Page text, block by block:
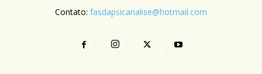
Contato: fasdapsicanalise@hotmail.com